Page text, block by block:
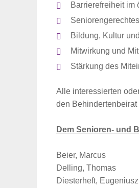
Barrierefreiheit im
Bildung, Kultur
Mitwirkung und
Stärkung des
Alle interessierten
den Behindertenbeirat
Dem Senioren- und
Beier, Marcus
Delling, Thomas
Diesterheft, Eugeniusz